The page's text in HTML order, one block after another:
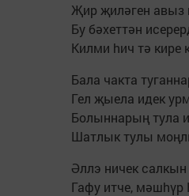
Җир җиләген авыз
Бу бәхеттән
Килми hич тә кире
Бала чакта
Гел җыела идек
Болыннарың тула
Шатлык тулы
Әллэ ничек салкын
Гафу итче,